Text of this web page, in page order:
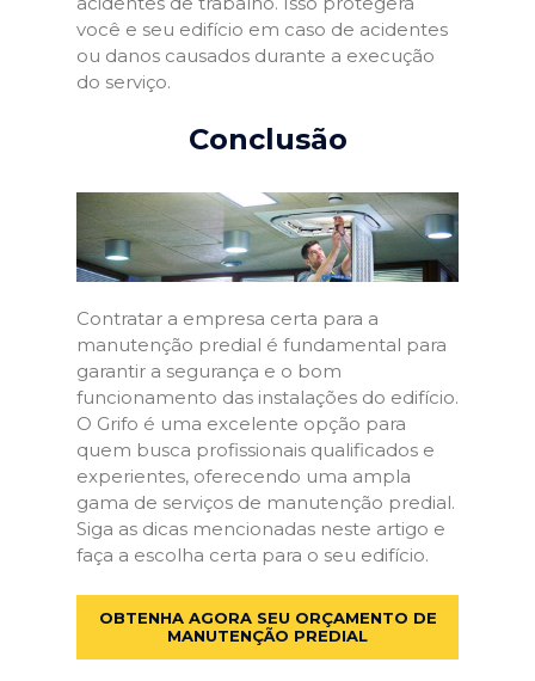
você e seu edifício em caso de acidentes
ou danos causados durante a execução
do serviço.
Conclusão
Contratar a empresa certa para a
manutenção predial é fundamental para
garantir a segurança e o bom
funcionamento das instalações do edifício.
O Grifo é uma excelente opção para
quem busca profissionais qualificados e
experientes, oferecendo uma ampla
gama de serviços de manutenção predial.
Siga as dicas mencionadas neste artigo e
faça a escolha certa para o seu edifício.
OBTENHA AGORA SEU ORÇAMENTO DE
MANUTENÇÃO PREDIAL